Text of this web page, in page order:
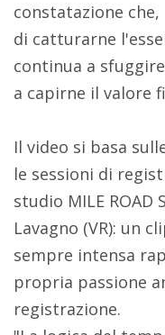
constatazione
di catturarne
continua a
a capirne il valore
Il video si basa
le sessioni di
studio MILE ROAD
Lavagno (VR): un
sempre intensa
propria passione
registrazione.